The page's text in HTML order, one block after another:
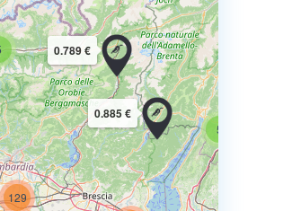
5
129
0.885 €
0.789 €